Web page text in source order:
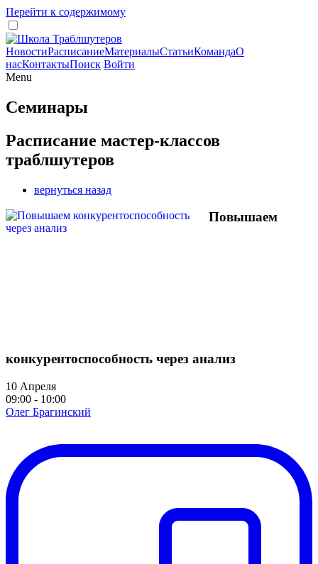
Перейти к содержимому
НовостиРасписаниеМатериалыСтатьиКомандаО
насКонтактыПоиск Войти
Menu
Семинары
Расписание мастер-классов
траблшутеров
вернуться назад
Повышаем
конкурентоспособность через анализ
10 Апреля
09:00 - 10:00
Олег Брагинский